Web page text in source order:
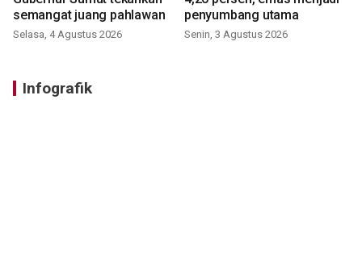
semangat juang pahlawan
Selasa, 4 Agustus 2026
penyumbang utama
Senin, 3 Agustus 2026
Infografik